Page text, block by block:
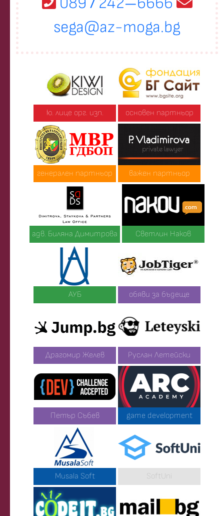
/ —
sega@az-moga.bg
ю. лице орг. изп. основен партньор
генерален партньор важен партньор
адв. Биляна Димитрова Светлин Наков
АУБ обяви за бъдеще
Драгомир Желев Руслан Летейски
Петър Събев game development
Musala Soft SoftUni